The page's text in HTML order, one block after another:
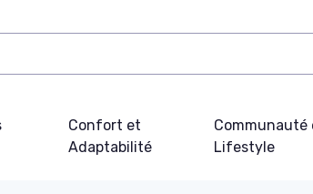
Confort et
Adaptabilité
Communauté
Lifestyle